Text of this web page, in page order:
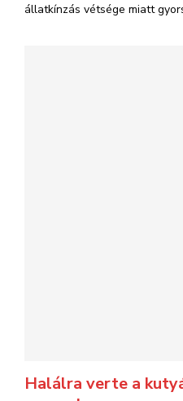
állatkínzás vétsége miatt
Halálra verte a